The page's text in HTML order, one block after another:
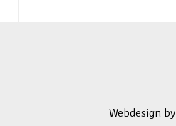
Webdesign by